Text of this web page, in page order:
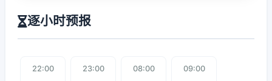
逐小时预报
22:00 23:00 08:00 09:00